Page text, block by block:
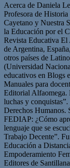
Acerca de Daniela
Profesora de
Cayetano y Nuestra
la Educación por el
Revista Educativa El
de Argentina,
otros países de
(Universidad
educativos en Blogs
Manuales para
Editorial Alfaomega.
luchas y
Derechos Humanos.
FEDIAP: ¿Cómo
lenguaje que se
Trabajo Decente”.
Educación a
Empoderamiento
Editores de